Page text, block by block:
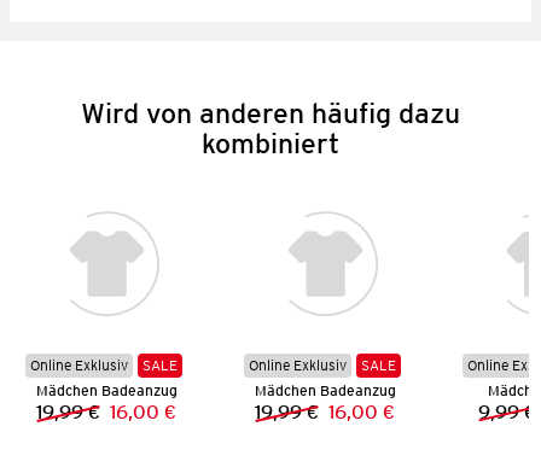
Wird von anderen häufig dazu
kombiniert
Online Exklusiv
SALE
Mädchen Badeanzug
Vorheriger Preis:
19,99 € Neuer Preis:
16,00 €
Online Exklusiv
SALE
Mädchen Badeanzug
Vorheriger Preis:
19,99 € Neuer Preis:
16,00 €
Online
9,99 €